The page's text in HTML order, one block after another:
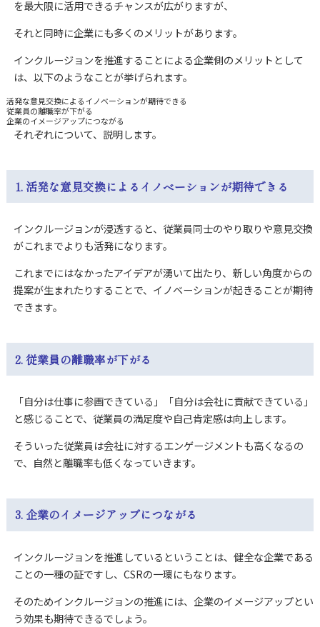
を最大限に活用できるチャンスが広がりますが、
それと同時に企業にも多くのメリットがあります。
インクルージョンを推進することによる企業側のメリットとして
は、以下のようなことが挙げられます。
活発な意見交換によるイノベーションが期待できる
従業員の離職率が下がる
企業のイメージアップにつながる
それぞれについて、説明します。
1. 活発な意見交換によるイノベーションが期待できる
インクルージョンが浸透すると、従業員同士のやり取りや意見交換
がこれまでよりも活発になります。
これまでにはなかったアイデアが湧いて出たり、新しい角度からの
提案が生まれたりすることで、イノベーションが起きることが期待
できます。
2. 従業員の離職率が下がる
「自分は仕事に参画できている」「自分は会社に貢献できている」
と感じることで、従業員の満足度や自己肯定感は向上します。
そういった従業員は会社に対するエンゲージメントも高くなるの
で、自然と離職率も低くなっていきます。
3. 企業のイメージアップにつながる
インクルージョンを推進しているということは、健全な企業である
ことの一種の証ですし、CSRの一環にもなります。
そのためインクルージョンの推進には、企業のイメージアップとい
う効果も期待できるでしょう。